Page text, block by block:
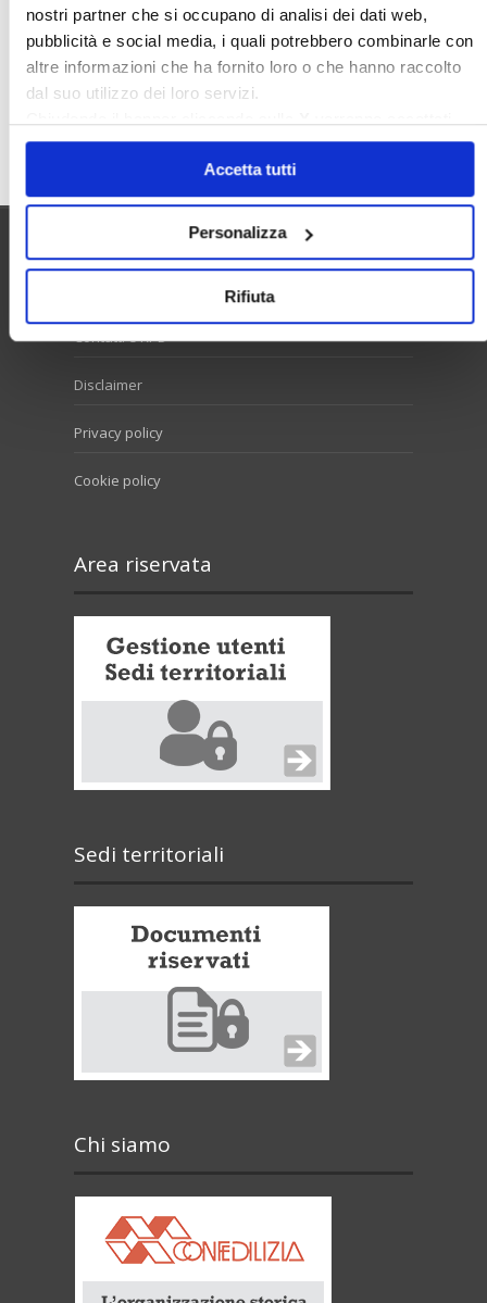
nostri partner che si occupano di analisi dei dati web,
pubblicità e social media, i quali potrebbero combinarle con
altre informazioni che ha fornito loro o che hanno raccolto
dal suo utilizzo dei loro servizi.
solo i cookie necessari.
Accetta tutti
Personalizza
Rifiuta
Sunia
Trasferimenti
Treviso
Valore Case
Cerca
Utilità
Contatti e RPD
Disclaimer
Privacy policy
Cookie policy
Area riservata
Sedi territoriali
Chi siamo